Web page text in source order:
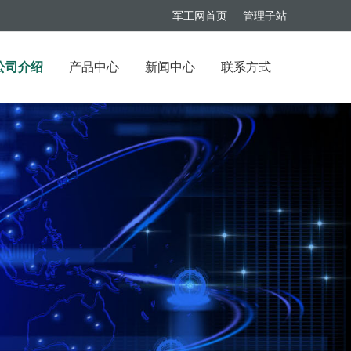
军工网首页 管理子站
司介绍 产品中心 新闻中心 联系方式